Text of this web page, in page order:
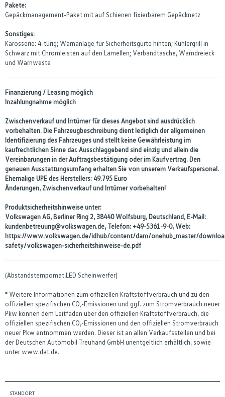
Pakete:
Gepäckmanagement-Paket mit auf Schienen fixierbarem Gepäcknetz
Sonstiges:
Karosserie: 4-türig; Warnanlage für Sicherheitsgurte hinten; Kühlergrill in
Schwarz mit Chromleisten auf den Lamellen; Verbandtasche, Warndreieck
und Warnweste
Finanzierung / Leasing möglich
Inzahlungnahme möglich
Zwischenverkauf und Irrtümer für dieses Angebot sind ausdrücklich
vorbehalten. Die Fahrzeugbeschreibung dient lediglich der allgemeinen
Identifizierung des Fahrzeuges und stellt keine Gewährleistung im
kaufrechtlichen Sinne dar. Ausschlaggebend sind einzig und allein die
Vereinbarungen in der Auftragsbestätigung oder im Kaufvertrag. Den
genauen Ausstattungsumfang erhalten Sie von unserem Verkaufspersonal.
Ehemalige UPE des Herstellers: 49.795 Euro
Änderungen, Zwischenverkauf und Irrtümer vorbehalten!
Produktsicherheitshinweise unter:
Volkswagen AG, Berliner Ring 2, 38440 Wolfsburg, Deutschland, E-Mail:
kundenbetreuung@volkswagen.de, Telefon: +49-5361-9-0, Web:
https://www.volkswagen.de/idhub/content/dam/onehub_master/
safety/volkswagen-sicherheitshinweise-de.pdf
(Abstandstempomat,LED Scheinwerfer)
* Weitere Informationen zum offiziellen Kraftstoffverbrauch und zu den
offiziellen spezifischen CO₂-Emissionen und ggf. zum Stromverbrauch neuer
Pkw können dem Leitfaden über den offiziellen Kraftstoffverbrauch, die
offiziellen spezifischen CO₂-Emissionen und den offiziellen Stromverbrauch
neuer Pkw entnommen werden. Dieser ist an allen Verkaufsstellen und bei
der Deutschen Automobil Treuhand GmbH unentgeltlich erhältlich, sowie
unter www.dat.de.
STANDORT